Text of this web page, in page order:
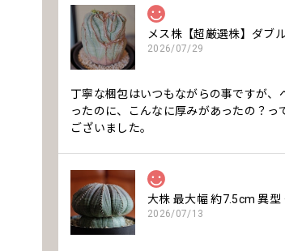
メス株【超厳選株】ダブ
2026/07/29
丁寧な梱包はいつもながらの事ですが
ったのに、こんなに厚みがあったの？
ございました。
大株 最大幅 約7.5cm 異型
2026/07/13